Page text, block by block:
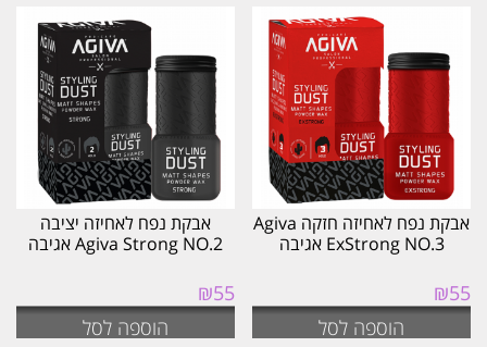
אבקת נפח לאחיזה חזקה Agiva
ExStrong NO.3 אגיבה
₪55
הוספה לסל
אבקת נפח לאחיזה יציבה
Agiva Strong NO.2 אגיבה
₪55
הוספה לסל